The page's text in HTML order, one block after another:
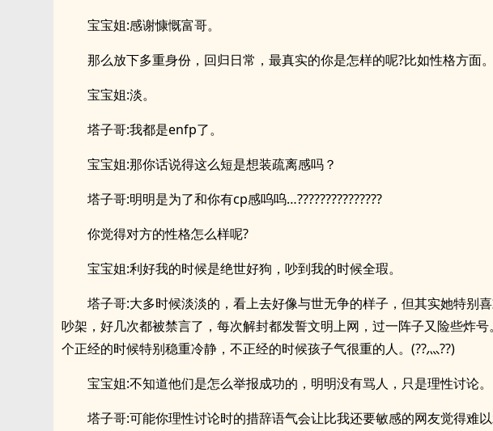
宝宝姐:感谢慷慨富哥。
那么放下多重身份，回归日常，最真实的你是怎样的呢?比如性格方面。
宝宝姐:淡。
塔子哥:我都是enfp了。
宝宝姐:那你话说得这么短是想装疏离感吗？
塔子哥:明明是为了和你有cp感呜呜…???????????????
你觉得对方的性格怎么样呢?
宝宝姐:利好我的时候是绝世好狗，吵到我的时候全瑕。
塔子哥:大多时候淡淡的，看上去好像与世无争的样子，但其实她特别
吵架，好几次都被禁言了，每次解封都发誓文明上网，过一阵子又险些炸号
个正经的时候特别稳重冷静，不正经的时候孩子气很重的人。(??灬??)
宝宝姐:不知道他们是怎么举报成功的，明明没有骂人，只是理性讨论。
塔子哥:可能你理性讨论时的措辞语气会让比我还要敏感的网友觉得难以